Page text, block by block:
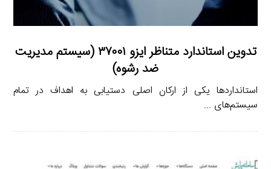
تدوین استاندارد متناظر ایزو ۳۷۰۰۱ (سیستم مدیریت
ضد رشوه)
استانداردها یکی از ارکان اصلی دستیابی به اهداف در تمام
سیستم‌های ...